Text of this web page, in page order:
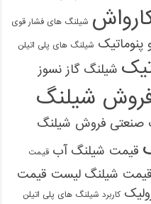
شیلنگ های فشار قوی
شیلنگ های پلی اتیلن
شیلنگ گاز نسوز
شیلنگ
صنعتی فروش شیلنگ
قیمت شیلنگ آب قیمت
شیلنگ لیست قیمت
کاربرد شیلنگ های پلی اتیلن